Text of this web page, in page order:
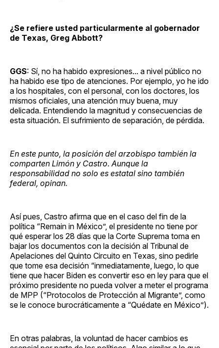
¿Se refiere usted particularmente al gobernador
de Texas, Greg Abbott?
GGS: Sí, no ha habido expresiones... a nivel público no
ha habido ese tipo de atenciones. Por ejemplo, yo he ido
a los hospitales, con el personal, con los doctores, los
mismos oficiales, una atención muy buena, muy
delicada. Entendiendo la magnitud y consecuencias de
esta situación. El sufrimiento de separación, de pérdida.
En este punto, la posición del arzobispo también la
comparten Limón y Castro. Aunque la
responsabilidad no solo es estatal sino también
federal, opinan.
Así pues, Castro afirma que en el caso del fin de la
política “Remain in México”, el presidente no tiene por
qué esperar los 28 días que la Corte Suprema toma en
bajar los documentos con la decisión al Tribunal de
Apelaciones del Quinto Circuito en Texas, sino pedirle
que tome esa decisión “inmediatamente, luego, lo que
tiene que hacer Biden es convertir eso en ley para que el
próximo presidente no pueda volver a meter el programa
de MPP (“Protocolos de Protección al Migrante”, como
se le conoce burocráticamente a “Quédate en México”).
En otras palabras, la voluntad de hacer cambios es